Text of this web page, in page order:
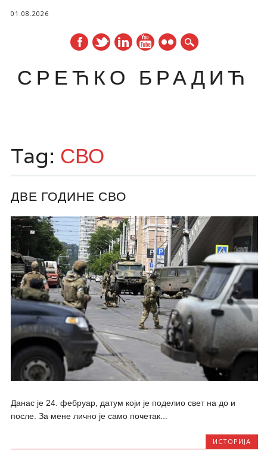
01.08.2026
СРЕЋКО БРАДИЋ
content
Tag: СВО
ДВЕ ГОДИНЕ СВО
Данас је 24. фебруар, датум који је поделио свет на до и
после. За мене лично је само почетак...
ИСТОРИЈА